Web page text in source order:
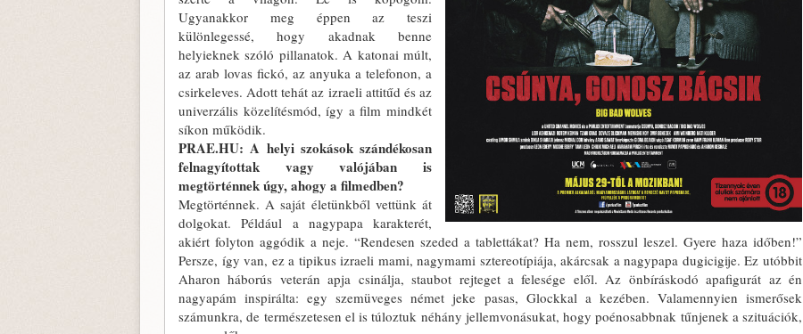
Ugyanakkor meg éppen az teszi
különlegessé, hogy akadnak benne
helyieknek szóló pillanatok. A katonai múlt,
az arab lovas fickó, az anyuka a telefonon, a
csirkeleves. Adott tehát az izraeli attitűd és az
univerzális közelítésmód, így a film mindkét
síkon működik.
PRAE.HU: A helyi szokások szándékosan
felnagyítottak vagy valójában is
megtörténnek úgy, ahogy a filmedben?
Megtörténnek. A saját életünkből vettünk át
dolgokat. Például a nagypapa karakterét,
akiért folyton aggódik a neje. “Rendesen szeded a tablettákat? Ha nem, rosszul leszel. Gyere haza időben!”
Persze, így van, ez a tipikus izraeli mami, nagymami sztereotípiája, akárcsak a nagypapa dugicigije. Ez utóbbit
Aharon háborús veterán apja csinálja, staubot rejteget a felesége elől. Az önbíráskodó apafigurát az én
nagyapám inspirálta: egy szemüveges német jeke pasas, Glockkal a kezében. Valamennyien ismerősek
számunkra, de természetesen el is túloztuk néhány jellemvonásukat, hogy poénosabbnak tűnjenek a szituációk,